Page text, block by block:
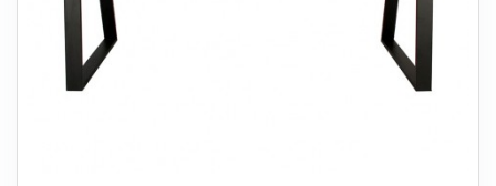
ENTREMØBLER
HAVEMØBLER
OUTLET